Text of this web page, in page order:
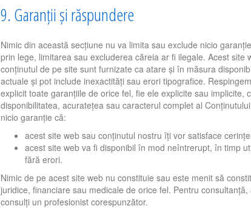
9. Garanții și răspundere
Nimic din această secțiune nu va limita sau exclude nicio
prin lege, limitarea sau excluderea căreia ar fi ilegale. Acest site
conținutul de pe site sunt furnizate ca atare și în măsura
actuale și pot include inexactități sau erori tipografice.
explicit toate garanțiile de orice fel, fie ele explicite sau implicite,
disponibilitatea, acuratețea sau caracterul complet al
nicio garanție că:
acest site web sau conținutul nostru îți vor satisface
acest site web va fi disponibil în mod neîntrerupt, în timp
fără erori.
Nimic de pe acest site web nu constituie sau este menit să
juridice, financiare sau medicale de orice fel. Pentru
consulți un profesionist corespunzător.